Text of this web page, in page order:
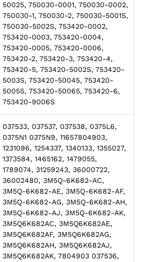
50025, 750030-0001, 750030-0002,
750030-1, 750030-2, 750030-5001S,
750030-5002S, 753420-0002,
753420-0003, 753420-0004,
753420-0005, 753420-0006,
753420-2, 753420-3, 753420-4,
753420-5, 753420-5002S, 753420-
5003S, 753420-50045, 753420-
5005S, 753420-50065, 753420-6,
753420-9006S
037533, 037537, 037538, 0375L6,
0375N1 0375N9, 11657804903,
1231096, 1254337, 1340133, 1355027,
1373584, 1465162, 1479055,
1789074, 31259243, 36000722,
36002480, 3M5Q-6K682-AC,
3M5Q-6K682-AE, 3M5Q-6K682-AF,
3M5Q-6K682-AG, 3M5Q-6K682-AH,
3M5Q-6K682-AJ, 3M5Q-6K682-AK,
3M5Q6K682AC, 3M5Q6K682AE,
3M5Q6K682AF, 3M5Q6K682AG,
3M5Q6K682AH, 3M5Q6K682AJ,
3M5Q6K682AK, 7804903 037536,